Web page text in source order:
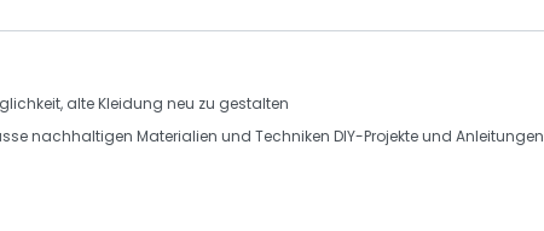
alte Kleidung neu zu gestalten
nachhaltigen Materialien und Techniken DIY-Projekte und Anleitungen